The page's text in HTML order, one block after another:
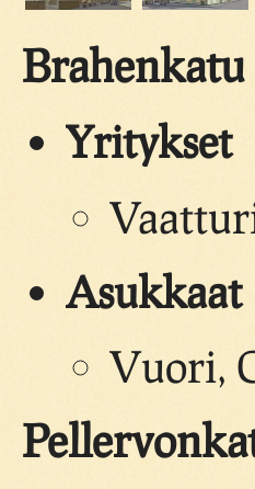
Brahenkatu
Yritykset
Asukkaat
Vuori,